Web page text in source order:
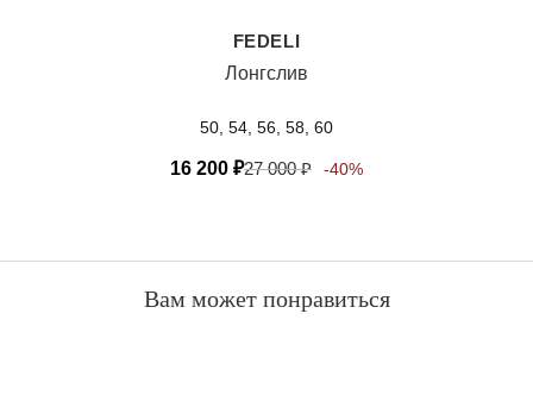
FEDELI
Лонгслив
50, 54, 56, 58, 60
16 200 ₽27 000₽ -40%
Вам может понравиться